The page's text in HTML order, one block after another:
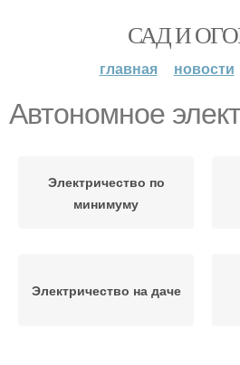
САД И
главная новости
Автономное
Электричество по
минимуму
Электричество на даче